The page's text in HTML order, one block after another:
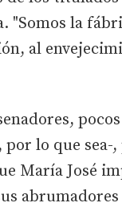
"Somos la
al
lo que sea-
María José